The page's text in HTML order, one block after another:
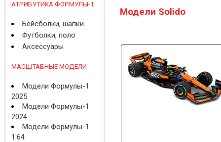
АТРИБУТИКА ФОРМУЛЫ-1
Бейсболки, шапки
Футболки, поло
Аксессуары
МАСШТАБНЫЕ МОДЕЛИ
Модели Формулы-1
2025
Модели Формулы-1
2024
Модели Формулы-1
1:64
Модели Solido